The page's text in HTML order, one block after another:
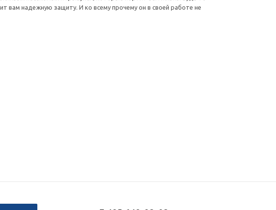
вам надежную защиту. И ко всему прочему он в своей работе не